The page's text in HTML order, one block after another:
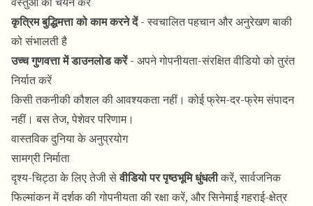
कृत्रिम बुद्धिमत्ता को काम करने दें- स्वचालित पहचान और अनुरेखण बाकी
को संभालती है
उच्च गुणवत्ता में डाउनलोड करें- अपने गोपनीयता-संरक्षित वीडियो को तुरंत
निर्यात करें
किसी तकनीकी कौशल की आवश्यकता नहीं। कोई फ्रेम-दर-फ्रेम संपादन
नहीं। बस तेज, पेशेवर परिणाम।
वास्तविक दुनिया के अनुप्रयोग
सामग्री निर्माता
दृश्य-चिट्ठा के लिए तेजी सेवीडियो पर पृष्ठभूमि धुंधलीकरें, सार्वजनिक
फिल्मांकन में दर्शक की गोपनीयता की रक्षा करें, और सिनेमाई गहराई-क्षेत्र